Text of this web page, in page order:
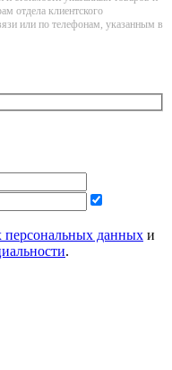
отдела клиентского
или по телефонам, указанным в
персональных данных и
.